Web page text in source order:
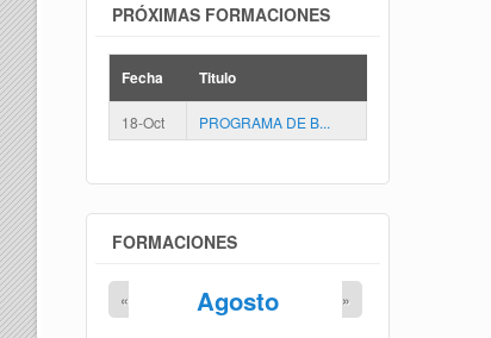
PRÓXIMAS FORMACIONES
Fecha Titulo
18-Oct PROGRAMA DE B...
FORMACIONES
Agosto
« »